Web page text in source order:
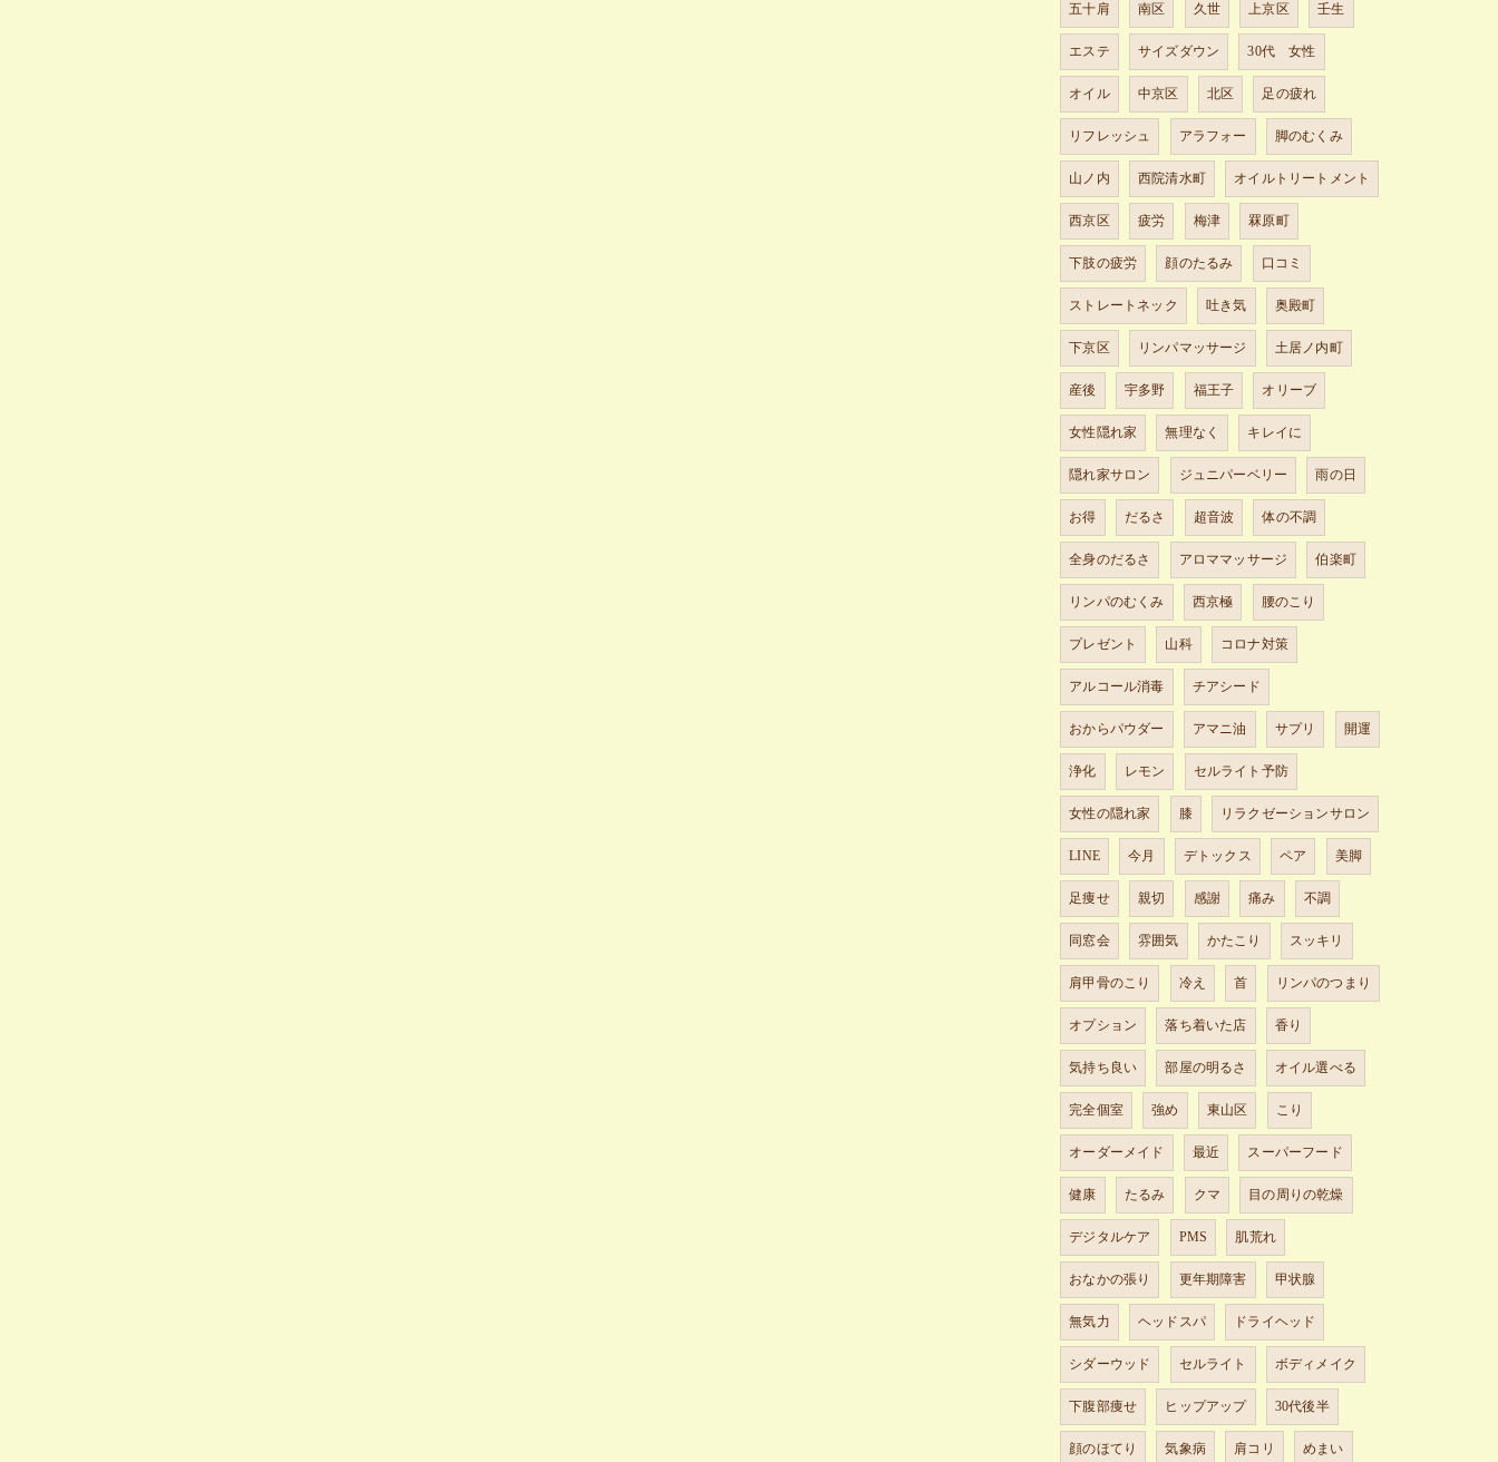
五十肩 南区 久世 上京区 壬生
エステ サイズダウン 30代 女性
オイル 中京区 北区 足の疲れ
リフレッシュ アラフォー 脚のむくみ
山ノ内 西院清水町 オイルトリートメント
西京区 疲労 梅津 罧原町
下肢の疲労 顔のたるみ 口コミ
ストレートネック 吐き気 奥殿町
下京区 リンパマッサージ 土居ノ内町
産後 宇多野 福王子 オリーブ
女性隠れ家 無理なく キレイに
隠れ家サロン ジュニパーベリー 雨の日
お得 だるさ 超音波 体の不調
全身のだるさ アロママッサージ 伯楽町
リンパのむくみ 西京極 腰のこり
プレゼント 山科 コロナ対策
アルコール消毒 チアシード
おからパウダー アマニ油 サプリ 開運
浄化 レモン セルライト予防
女性の隠れ家 膝 リラクゼーションサロン
LINE 今月 デトックス ペア 美脚
足痩せ 親切 感謝 痛み 不調
同窓会 雰囲気 かたこり スッキリ
肩甲骨のこり 冷え 首 リンパのつまり
オプション 落ち着いた店 香り
気持ち良い 部屋の明るさ オイル選べる
完全個室 強め 東山区 こり
オーダーメイド 最近 スーパーフード
健康 たるみ クマ 目の周りの乾燥
デジタルケア PMS 肌荒れ
おなかの張り 更年期障害 甲状腺
無気力 ヘッドスパ ドライヘッド
シダーウッド セルライト ボディメイク
下腹部痩せ ヒップアップ 30代後半
顔のほてり 気象病 肩コリ めまい